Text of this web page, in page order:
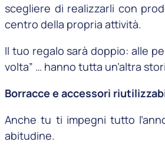
scegliere di realizzarli con
centro della propria attività.
Il tuo regalo sarà doppio: alle
volta” … hanno tutta un’altra
Borracce e accessori
Anche tu ti impegni tutto
abitudine.